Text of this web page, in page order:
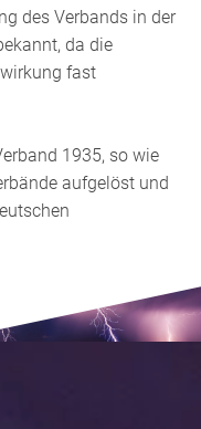
des Verbands in der
da die
fast
1935, so wie
aufgelöst und